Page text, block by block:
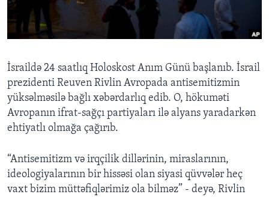
BIZI IZLƏYIN
Dillər
İsraildə 24 saatlıq Holoskost Anım Günü başlanıb. İsrail
prezidenti Reuven Rivlin Avropada antisemitizmin
yüksəlməsilə bağlı xəbərdarlıq edib. O, hökuməti
Avropanın ifrat-sağçı partiyaları ilə alyans yaradarkən
ehtiyatlı olmağa çağırıb.
“Antisemitizm və irqçilik dillərinin, miraslarının,
ideologiyalarının bir hissəsi olan siyasi qüvvələr heç
vaxt bizim müttəfiqlərimiz ola bilməz” - deyə, Rivlin